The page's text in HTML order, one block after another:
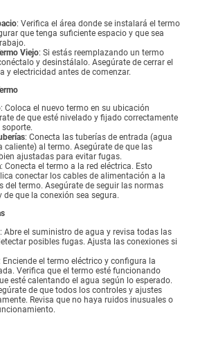
: Verifica el área donde se instalará el termo
que tenga suficiente espacio y que sea
Viejo: Si estás reemplazando un termo
y desinstálalo. Asegúrate de cerrar el
y electricidad antes de comenzar.
: Coloca el nuevo termo en su ubicación
de que esté nivelado y fijado correctamente
soporte.
: Conecta las tuberías de entrada (agua
caliente) al termo. Asegúrate de que las
ajustadas para evitar fugas.
: Conecta el termo a la red eléctrica. Esto
conectar los cables de alimentación a la
del termo. Asegúrate de seguir las normas
de que la conexión sea segura.
: Abre el suministro de agua y revisa todas las
posibles fugas. Ajusta las conexiones si
: Enciende el termo eléctrico y configura la
Verifica que el termo esté funcionando
esté calentando el agua según lo esperado.
de que todos los controles y ajustes
Revisa que no haya ruidos inusuales o